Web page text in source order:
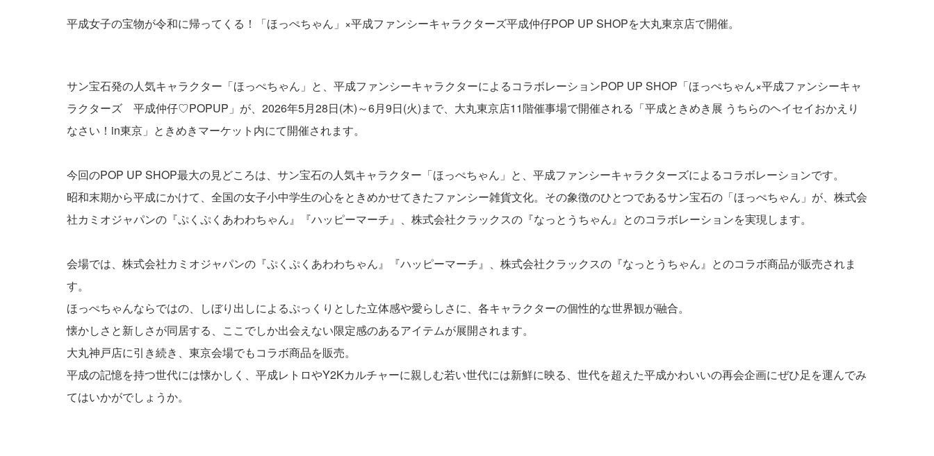
平成女子の宝物が令和に帰ってくる！「ほっぺちゃん」×平成ファンシーキャラクターズ平成仲仔POP UP SHOPを大丸東京店で開催。
サン宝石発の人気キャラクター「ほっぺちゃん」と、平成ファンシーキャラクターによるコラボレーションPOP UP SHOP「ほっぺちゃん×平成ファンシーキャ
ラクターズ 平成仲仔♡POPUP」が、2026年5月28日(木)～6月9日(火)まで、大丸東京店11階催事場で開催される「平成ときめき展 うちらのヘイセイおかえり
なさい！in東京」ときめきマーケット内にて開催されます。
今回のPOP UP SHOP最大の見どころは、サン宝石の人気キャラクター「ほっぺちゃん」と、平成ファンシーキャラクターズによるコラボレーションです。
昭和末期から平成にかけて、全国の女子小中学生の心をときめかせてきたファンシー雑貨文化。その象徴のひとつであるサン宝石の「ほっぺちゃん」が、株式会
社カミオジャパンの『ぷくぷくあわわちゃん』『ハッピーマーチ』、株式会社クラックスの『なっとうちゃん』とのコラボレーションを実現します。
会場では、株式会社カミオジャパンの『ぷくぷくあわわちゃん』『ハッピーマーチ』、株式会社クラックスの『なっとうちゃん』とのコラボ商品が販売されま
す。
ほっぺちゃんならではの、しぼり出しによるぷっくりとした立体感や愛らしさに、各キャラクターの個性的な世界観が融合。
懐かしさと新しさが同居する、ここでしか出会えない限定感のあるアイテムが展開されます。
大丸神戸店に引き続き、東京会場でもコラボ商品を販売。
平成の記憶を持つ世代には懐かしく、平成レトロやY2Kカルチャーに親しむ若い世代には新鮮に映る、世代を超えた平成かわいいの再会企画にぜひ足を運んでみ
てはいかがでしょうか。